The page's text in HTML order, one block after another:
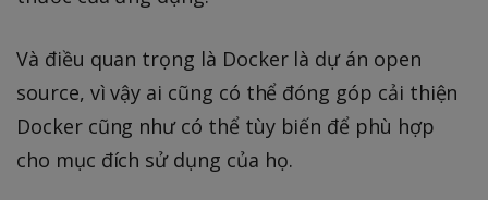
Và điều quan trọng là Docker là dự án open
source, vì vậy ai cũng có thể đóng góp cải thiện
Docker cũng như có thể tùy biến để phù hợp
cho mục đích sử dụng của họ.